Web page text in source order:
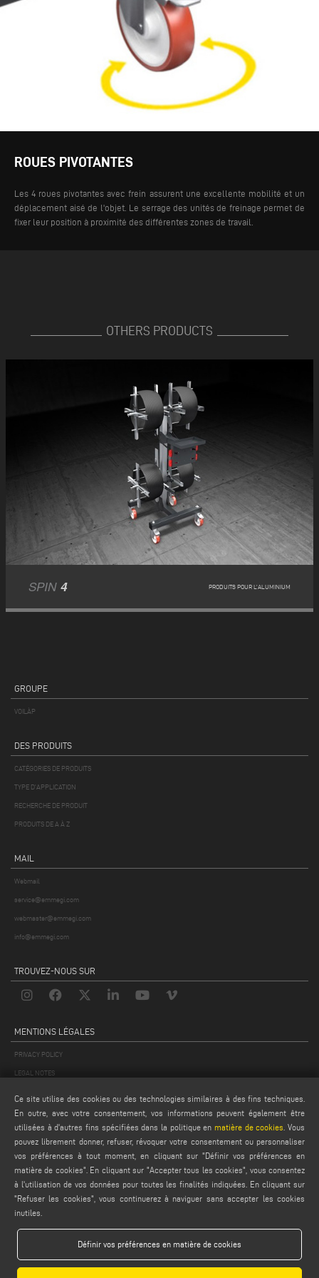
ROUES PIVOTANTES
Les 4 roues pivotantes avec frein assurent une excellente mobilité et un
déplacement aisé de l'objet. Le serrage des unités de freinage permet de
fixer leur position à proximité des différentes zones de travail.
OTHERS PRODUCTS
SPIN 4 PRODUITS POUR L’ALUMINIUM
GROUPE
VOILÀP
DES PRODUITS
CATÉGORIES DE PRODUITS
TYPE D'APPLICATION
RECHERCHE DE PRODUIT
PRODUITS DE A À Z
MAIL
Webmail
service@emmegi.com
webmaster@emmegi.com
info@emmegi.com
TROUVEZ-NOUS SUR
MENTIONS LÉGALES
PRIVACY POLICY
LEGAL NOTES
CONDITIONS GÉNÉRALES DE VENTE
CONDITIONS GÉNÉRALES DE DISTRIBUTION
PARAMÈTRES DES COOKIES
tel +39 059 895411- P.Iva/C.Fisc 01978870366
Ce site utilise des cookies ou des technologies similaires à des fins techniques.
En outre, avec votre consentement, vos informations peuvent également être
utilisées à d'autres fins spécifiées dans la politique en matière de cookies . Vous
pouvez librement donner, refuser, révoquer votre consentement ou personnaliser
vos préférences à tout moment, en cliquant sur "Définir vos préférences en
matière de cookies". En cliquant sur "Accepter tous les cookies", vous consentez
à l'utilisation de vos données pour toutes les finalités indiquées. En cliquant sur
"Refuser les cookies", vous continuerez à naviguer sans accepter les cookies
inutiles.
Définir vos préférences en matière de cookies